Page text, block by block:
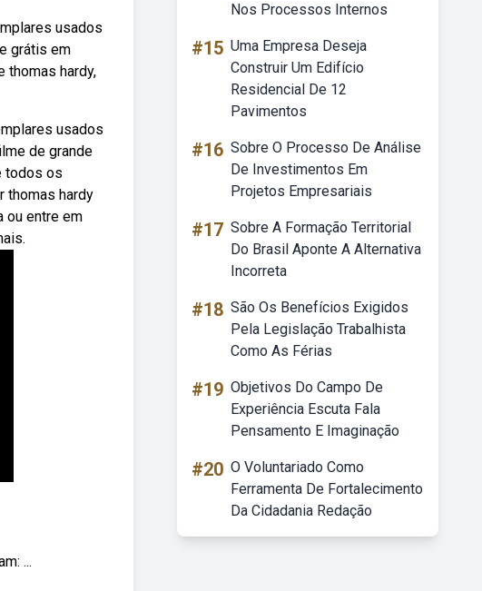
usados
grátis em
thomas hardy,
usados
de grande
todos os
thomas hardy
ou entre em
...
Nos Processos Internos
#15 Uma Empresa Deseja
Construir Um Edifício
Residencial De 12
Pavimentos
#16 Sobre O Processo De Análise
De Investimentos Em
Projetos Empresariais
#17 Sobre A Formação Territorial
Do Brasil Aponte A Alternativa
Incorreta
#18 São Os Benefícios Exigidos
Pela Legislação Trabalhista
Como As Férias
#19 Objetivos Do Campo De
Experiência Escuta Fala
Pensamento E Imaginação
#20 O Voluntariado Como
Ferramenta De Fortalecimento
Da Cidadania Redação